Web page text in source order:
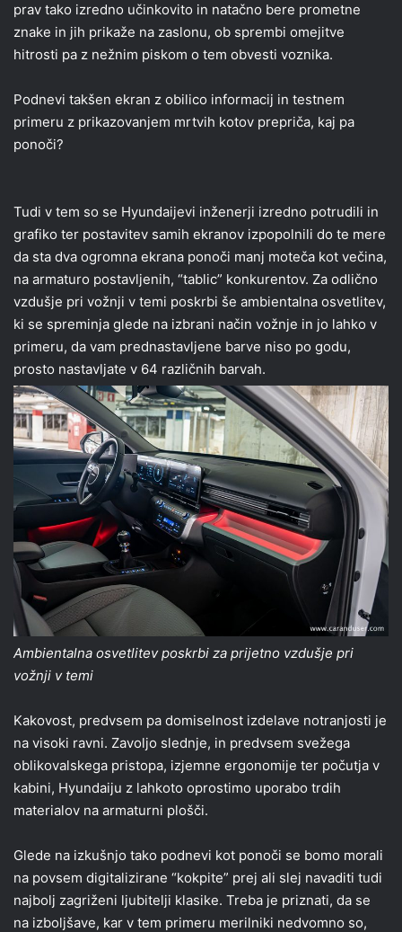
prav tako izredno učinkovito in natačno bere prometne
znake in jih prikaže na zaslonu, ob sprembi omejitve
hitrosti pa z nežnim piskom o tem obvesti voznika.
Podnevi takšen ekran z obilico informacij in testnem
primeru z prikazovanjem mrtvih kotov prepriča, kaj pa
ponoči?
Tudi v tem so se Hyundaijevi inženerji izredno potrudili in
grafiko ter postavitev samih ekranov izpopolnili do te mere
da sta dva ogromna ekrana ponoči manj moteča kot večina,
na armaturo postavljenih, “tablic” konkurentov. Za odlično
vzdušje pri vožnji v temi poskrbi še ambientalna osvetlitev,
ki se spreminja glede na izbrani način vožnje in jo lahko v
primeru, da vam prednastavljene barve niso po godu,
prosto nastavljate v 64 različnih barvah.
Ambientalna osvetlitev poskrbi za prijetno vzdušje pri
vožnji v temi
Kakovost, predvsem pa domiselnost izdelave notranjosti je
na visoki ravni. Zavoljo slednje, in predvsem svežega
oblikovalskega pristopa, izjemne ergonomije ter počutja v
kabini, Hyundaiju z lahkoto oprostimo uporabo trdih
materialov na armaturni plošči.
Glede na izkušnjo tako podnevi kot ponoči se bomo morali
na povsem digitalizirane “kokpite” prej ali slej navaditi tudi
najbolj zagriženi ljubitelji klasike. Treba je priznati, da se
na izboljšave, kar v tem primeru merilniki nedvomno so,